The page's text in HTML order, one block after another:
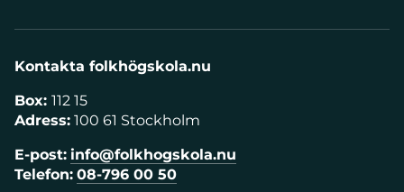
Kontakta folkhögskola.nu
Box: 112 15
Adress: 100 61 Stockholm
E-post: info@folkhogskola.nu
Telefon: 08-796 00 50